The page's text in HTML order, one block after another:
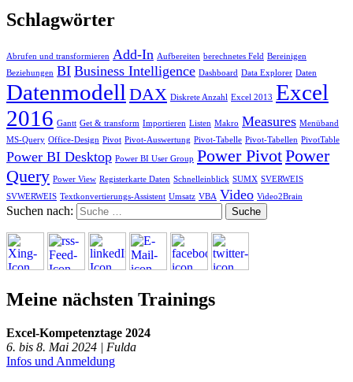
Schlagwörter
Abrufen und transformieren Add-In Aufbereiten berechnetes Feld Bereinigen
Beziehungen BI Business Intelligence Dashboard Data Explorer Daten
Datenmodell DAX Diskrete Anzahl Excel 2013 Excel
2016 Gantt Get & transform Importieren Listen Makro Measures Menüband
MS-Query Office-Design Pivot Pivot-Auswertung Pivot-Tabelle Pivot-Tabellen PivotTable
Power BI Desktop Power BI User Group Power PivotPower
Query Power View Registerkarte Daten Schnelleinblick SUMX SVERWEIS
SVWERWEIS Textkonvertierungs-Assistent Umsatz VBA Video Video2Brain
Suchen nach:
Meine nächsten Trainings
Excel-Kompetenztage 2024
6. bis 8. Mai 2024 | Fulda
Infos und Anmeldung